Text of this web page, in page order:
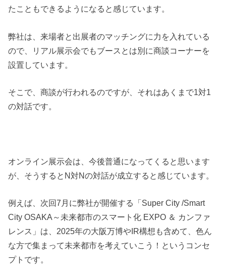
たこともできるようになると感じています。
弊社は、来場者と出展者のマッチングに力を入れている
ので、リアル展示会でもブースとは別に商談コーナーを
設置しています。
そこで、商談が行われるのですが、それはあくまで1対1
の対話です。
オンライン展示会は、今後普通になってくると思います
が、そうするとN対Nの対話が成立すると感じています。
例えば、次回7月に弊社が開催する「Super City /Smart
City OSAKA～未来都市のスマート化 EXPO ＆ カンファ
レンス」は、2025年の大阪万博やIR構想も含めて、色ん
な方で集まって未来都市を考えていこう！というコンセ
プトです。